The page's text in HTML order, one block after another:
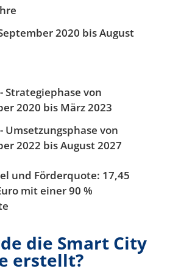
2020 bis August
Strategiephase von
2020 bis März 2023
Umsetzungsphase von
2022 bis August 2027
und Förderquote: 17,45
mit einer 90 %
die Smart City
erstellt?